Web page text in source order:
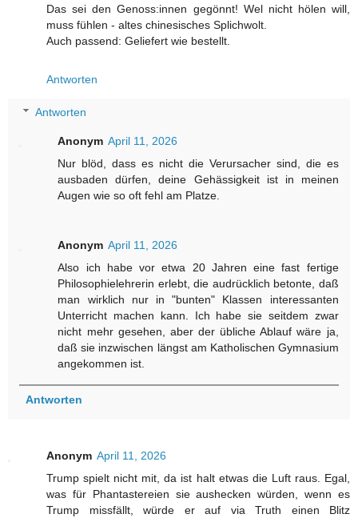
Das sei den Genoss:innen gegönnt! Wel nicht hölen will,
muss fühlen - altes chinesisches Splichwolt.
Auch passend: Geliefert wie bestellt.
Antworten
Antworten
Anonym April 11, 2026
Nur blöd, dass es nicht die Verursacher sind, die es
ausbaden dürfen, deine Gehässigkeit ist in meinen
Augen wie so oft fehl am Platze.
Anonym April 11, 2026
Also ich habe vor etwa 20 Jahren eine fast fertige
Philosophielehrerin erlebt, die audrücklich betonte, daß
man wirklich nur in "bunten" Klassen interessanten
Unterricht machen kann. Ich habe sie seitdem zwar
nicht mehr gesehen, aber der übliche Ablauf wäre ja,
daß sie inzwischen längst am Katholischen Gymnasium
angekommen ist.
Antworten
Anonym April 11, 2026
Trump spielt nicht mit, da ist halt etwas die Luft raus. Egal,
was für Phantastereien sie aushecken würden, wenn es
Trump missfällt, würde er auf via Truth einen Blitz